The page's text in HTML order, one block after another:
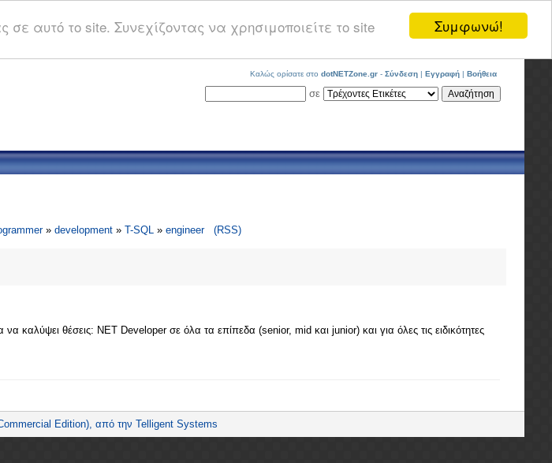
Συμφωνώ!
αυτό το site. Συνεχίζοντας να χρησιμοποιείτε το site
Καλώς ορίσατε στο dotNETZone.gr - Σύνδεση | Εγγραφή | Βοήθεια
σε
» development » T-SQL » engineer (RSS)
καλύψει θέσεις: ΝΕΤ Developer σε όλα τα επίπεδα (senior, mid και junior) και για όλες τις ειδικότητες